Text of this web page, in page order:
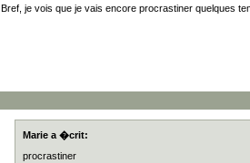
Bref, je vois que je vais encore procrastiner quelques
Marie a �crit:
procrastiner